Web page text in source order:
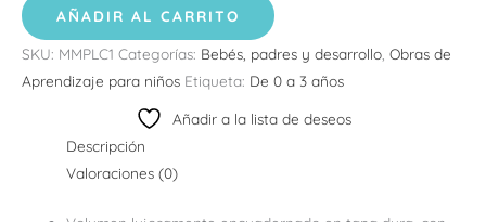
AÑADIR AL CARRITO
SKU: MMPLC1 Categorías: Bebés, padres y desarrollo, Obras de
Aprendizaje para niños Etiqueta: De 0 a 3 años
Añadir a la lista de deseos
Descripción
Valoraciones (0)